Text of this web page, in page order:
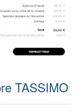
TASSIMO